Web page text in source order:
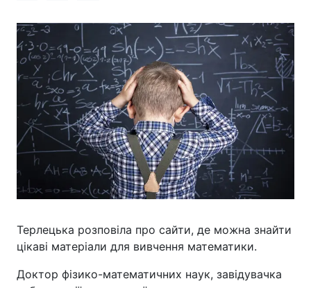
Терлецька розповіла про сайти, де можна знайти
цікаві матеріали для вивчення математики.
Доктор фізико-математичних наук, завідувачка